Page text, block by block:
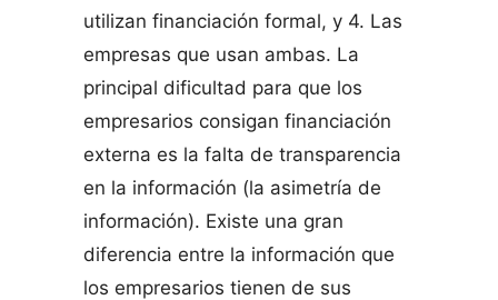
utilizan financiación formal, y 4. Las
empresas que usan ambas. La
principal dificultad para que los
empresarios consigan financiación
externa es la falta de transparencia
en la información (la asimetría de
información). Existe una gran
diferencia entre la información que
los empresarios tienen de sus